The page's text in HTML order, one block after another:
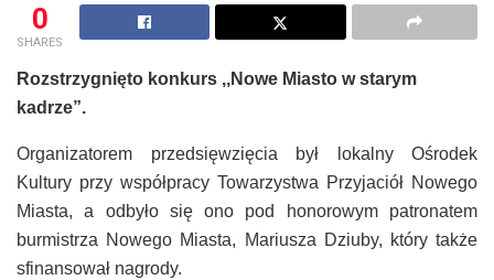
0
SHARES
Rozstrzygnięto konkurs ,,Nowe Miasto w starym
kadrze”.
Organizatorem przedsięwzięcia był lokalny Ośrodek
Kultury przy współpracy Towarzystwa Przyjaciół Nowego
Miasta, a odbyło się ono pod honorowym patronatem
burmistrza Nowego Miasta, Mariusza Dziuby, który także
sfinansował nagrody.